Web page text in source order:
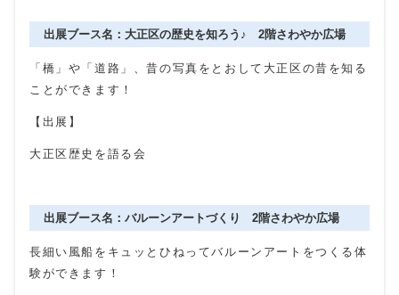
出展ブース名：大正区の歴史を知ろう♪ 2階さわやか広場
「橋」や「道路」、昔の写真をとおして大正区の昔を知る
ことができます！
【出展】
大正区歴史を語る会
出展ブース名：バルーンアートづくり 2階さわやか広場
長細い風船をキュッとひねってバルーンアートをつくる体
験ができます！